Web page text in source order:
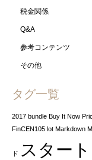
税金関係
Q&A
参考コンテンツ
その他
タグ一覧
2017 bundle Buy It Now
FinCEN105 lot Markdown
ド スター